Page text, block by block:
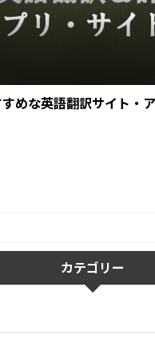
めな英語翻訳サイト・
カテゴリー